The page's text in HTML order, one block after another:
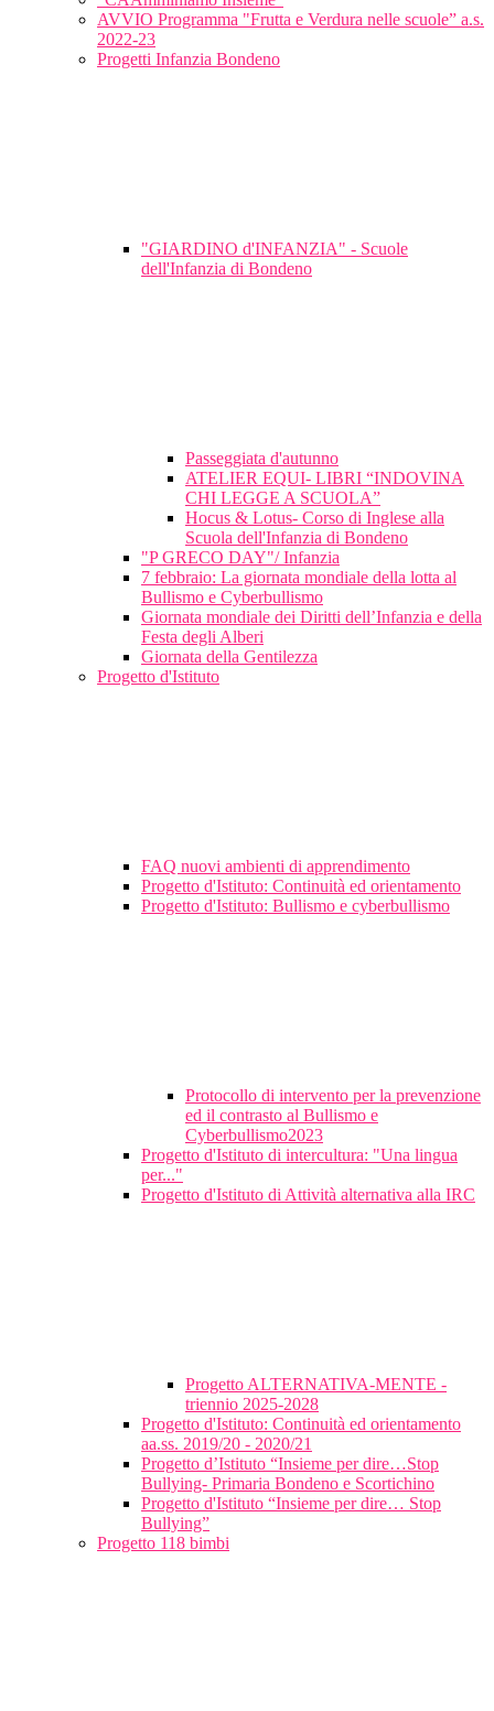
AVVIO Programma "Frutta e Verdura nelle scuole” a.s.
2022-23
Progetti Infanzia Bondeno
"GIARDINO d'INFANZIA" - Scuole
dell'Infanzia di Bondeno
Passeggiata d'autunno
ATELIER EQUI- LIBRI “INDOVINA
CHI LEGGE A SCUOLA”
Hocus & Lotus- Corso di Inglese alla
Scuola dell'Infanzia di Bondeno
"P GRECO DAY"/ Infanzia
7 febbraio: La giornata mondiale della lotta al
Bullismo e Cyberbullismo
Giornata mondiale dei Diritti dell’Infanzia e della
Festa degli Alberi
Giornata della Gentilezza
Progetto d'Istituto
FAQ nuovi ambienti di apprendimento
Progetto d'Istituto: Continuità ed orientamento
Progetto d'Istituto: Bullismo e cyberbullismo
Protocollo di intervento per la prevenzione
ed il contrasto al Bullismo e
Cyberbullismo2023
Progetto d'Istituto di intercultura: "Una lingua
per..."
Progetto d'Istituto di Attività alternativa alla IRC
Progetto ALTERNATIVA-MENTE -
triennio 2025-2028
Progetto d'Istituto: Continuità ed orientamento
aa.ss. 2019/20 - 2020/21
Progetto d’Istituto “Insieme per dire…Stop
Bullying- Primaria Bondeno e Scortichino
Progetto d'Istituto “Insieme per dire… Stop
Bullying”
Progetto 118 bimbi